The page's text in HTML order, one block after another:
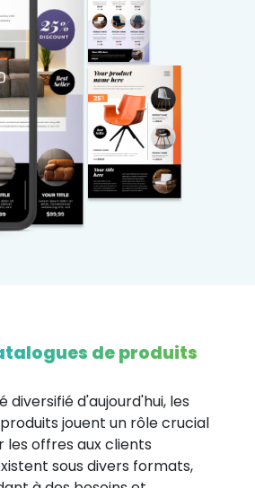
de produits
diversifié d'aujourd'hui, les
jouent un rôle crucial
offres aux clients
sous divers formats,